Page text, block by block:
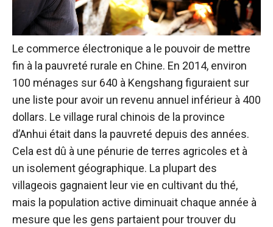
Le commerce électronique a le pouvoir de mettre
fin à la pauvreté rurale en Chine. En 2014, environ
100 ménages sur 640 à Kengshang figuraient sur
une liste pour avoir un revenu annuel inférieur à 400
dollars. Le village rural chinois de la province
d’Anhui était dans la pauvreté depuis des années.
Cela est dû à une pénurie de terres agricoles et à
un isolement géographique. La plupart des
villageois gagnaient leur vie en cultivant du thé,
mais la population active diminuait chaque année à
mesure que les gens partaient pour trouver du